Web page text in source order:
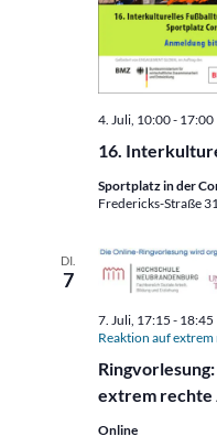
16.
4. Juli, 10:00- 17:00
Sportplatz in der
Fredericks-Straße
DI.
7
extrem rechte
7. Juli, 17:15 - 18:45
Reaktion auf
Online